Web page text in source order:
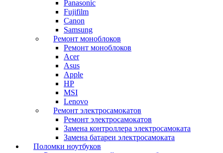
Panasonic
Fujifilm
Canon
Samsung
Ремонт моноблоков
Ремонт моноблоков
Acer
Asus
Apple
HP
MSI
Lenovo
Ремонт электросамокатов
Ремонт электросамокатов
Замена контроллера электросамоката
Замена батареи электросамоката
Поломки ноутбуков